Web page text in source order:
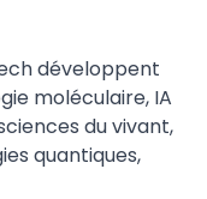
développent
moléculaire, IA
du vivant,
quantiques,